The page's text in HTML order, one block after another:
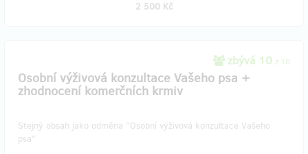
2 500 Kč
zbývá 10 z 10
Osobní výživová konzultace Vašeho psa +
zhodnocení komerčních krmiv
Stejný obsah jako odměna "Osobní výživová konzultace Vašeho
psa"